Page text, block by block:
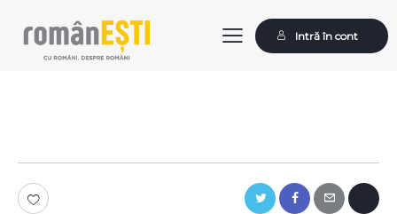
Intră în cont